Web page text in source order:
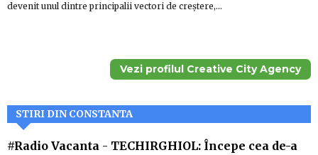
devenit unul dintre principalii vectori de creștere,…
Vezi profilul Creative City Agency
STIRI DIN CONSTANTA
#Radio Vacanta - TECHIRGHIOL: Începe cea de-a